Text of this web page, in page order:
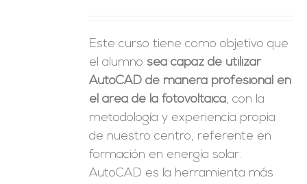
Este curso tiene como objetivo que
el alumno sea capaz de utilizar
AutoCAD de manera profesional en
el área de la fotovoltaica, con la
metodología y experiencia propia
de nuestro centro, referente en
formación en energía solar.
AutoCAD es la herramienta más